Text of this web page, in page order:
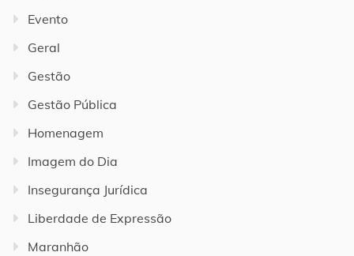
Evento
Geral
Gestão
Gestão Pública
Homenagem
Imagem do Dia
Insegurança Jurídica
Liberdade de Expressão
Maranhão